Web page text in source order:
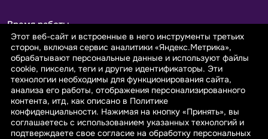
Время работы
Пн-Пт с 9.00 до 18.00
Сб-Вс: выходной
Принимаем к оплате
Этот веб-сайт и встроенные в него инструменты третьих
сторон, включая сервис аналитики «Яндекс.Метрика»,
обрабатывают персональные данные и используют файлы
cookie, пиксели, теги и другие идентификаторы. Эти
технологии необходимы для функционирования сайта,
анализа его работы, отображения персонализированного
контента, итд, как описано в Политике
конфиденциальности. Нажимая на кнопку «Принять», вы
соглашаетесь с использованием указанных технологий и
подтверждаете свое согласие на обработку персональных